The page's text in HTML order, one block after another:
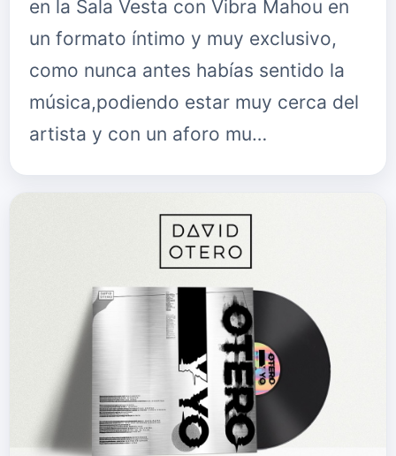
en la Sala Vesta con Vibra Mahou en
un formato íntimo y muy exclusivo,
como nunca antes habías sentido la
música,podiendo estar muy cerca del
artista y con un aforo mu…